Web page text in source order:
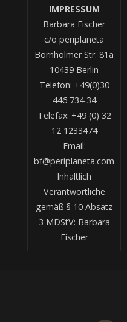
IMPRESSUM
Barbara Fischer
c/o periplaneta
Bornholmer Str. 81a
10439 Berlin
Telefon: +49(0)30
446 734 34
Telefax: +49 (0) 32
12 1233474
Email:
bf@periplaneta.com
Inhaltlich
Verantwortliche
gemäß § 10 Absatz
3 MDStV: Barbara
Fischer